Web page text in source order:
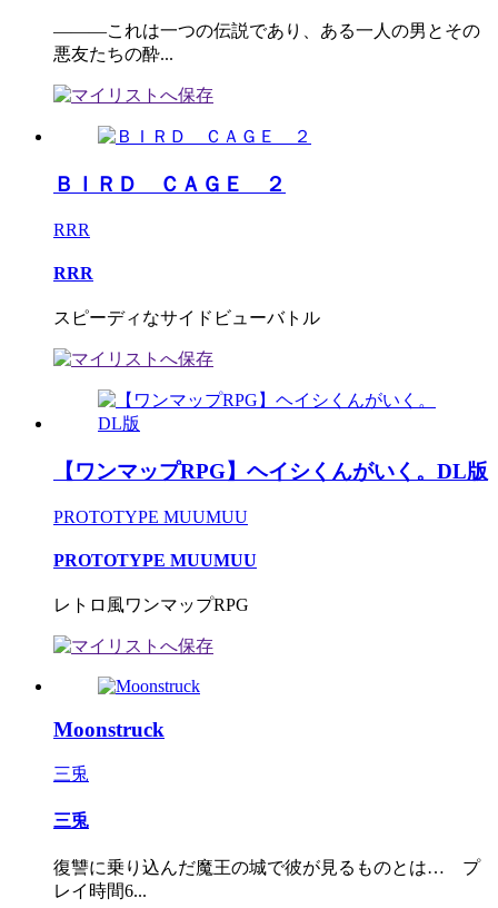
―――これは一つの伝説であり、ある一人の男とその
悪友たちの酔...
ＢＩＲＤ ＣＡＧＥ ２
RRR
RRR
スピーディなサイドビューバトル
【ワンマップRPG】ヘイシくんがいく。DL版
PROTOTYPE MUUMUU
PROTOTYPE MUUMUU
レトロ風ワンマップRPG
Moonstruck
三兎
三兎
復讐に乗り込んだ魔王の城で彼が見るものとは… プ
レイ時間6...